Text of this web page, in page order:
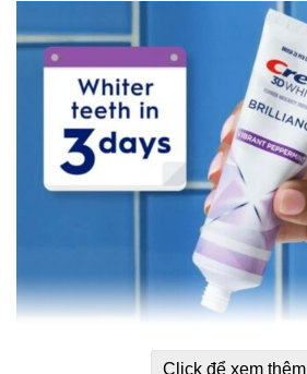
Click để xem thêm